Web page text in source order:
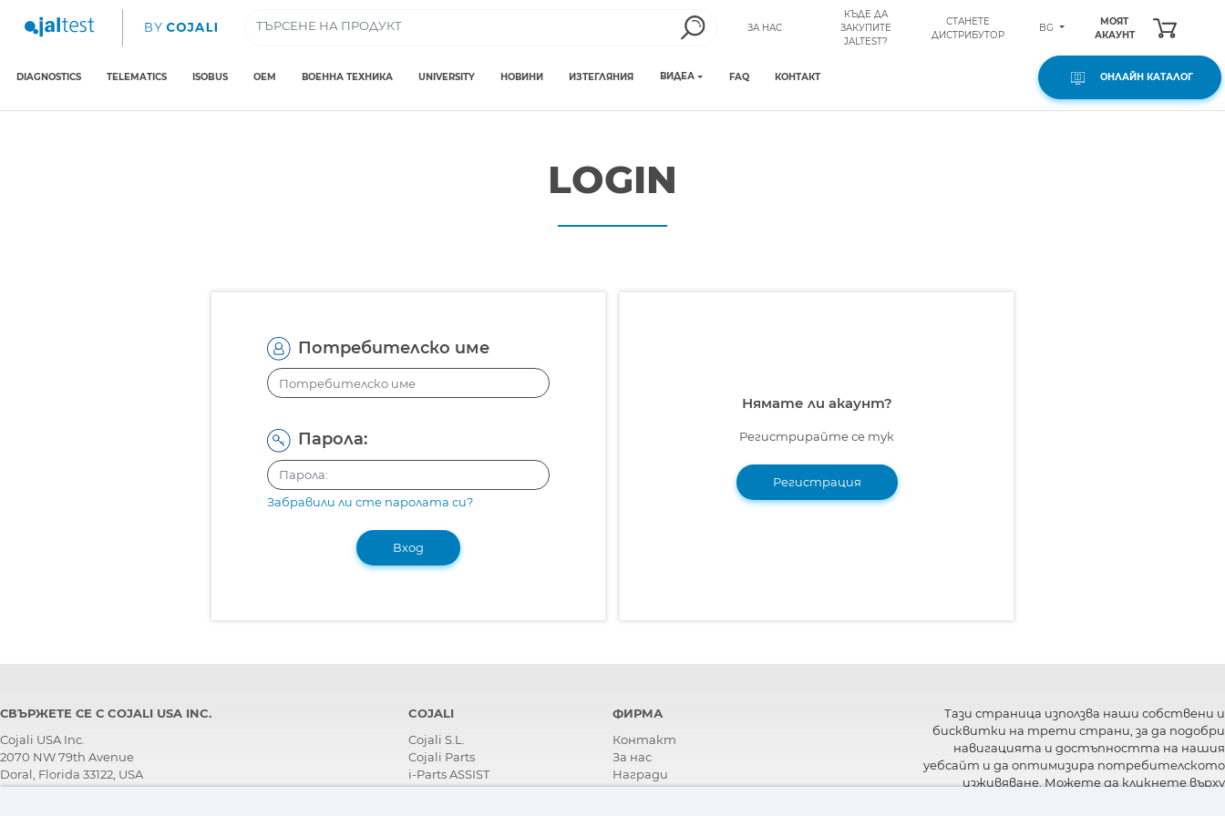
ЗА НАС
КЪДЕ ДА
ЗАКУПИТЕ
JALTEST?
СТАНЕТЕ
ДИСТРИБУТОР
BG
МОЯТ
АКАУНТ
DIAGNOSTICS TELEMATICS ISOBUS OEM ВОЕННА ТЕХНИКА UNIVERSITY НОВИНИ ИЗТЕГЛЯНИЯ ВИДЕА FAQ КОНТАКТ ОНЛАЙН КАТАЛОГ
LOGIN
Потребителско име
Парола:
Забравили ли сте паролата си?
Вход
Нямате ли акаунт?
Регистрирайте се тук
Регистрация
СВЪРЖЕТЕ СЕ С COJALI USA INC.
Cojali USA Inc.
2070 NW 79th Avenue
Doral, Florida 33122, USA
COJALI
Cojali S.L.
Cojali Parts
i-Parts ASSIST
ФИРМА
Контакт
За нас
Награди
Сертификати
Тази страница използва наши собствени и
бисквитки на трети страни, за да подобри
навигацията и достъпността на нашия
уебсайт и да оптимизира потребителското
изживяване. Можете да кликнете върху